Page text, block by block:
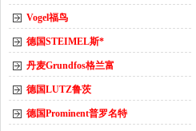
Vogel福鸟
德国STEIMEL斯*
丹麦Grundfos格兰富
德国LUTZ鲁茨
德国Prominent普罗名特